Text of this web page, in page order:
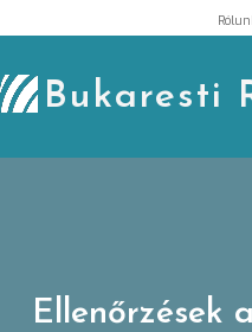
to
content
Bukaresti
Ellenőrzések